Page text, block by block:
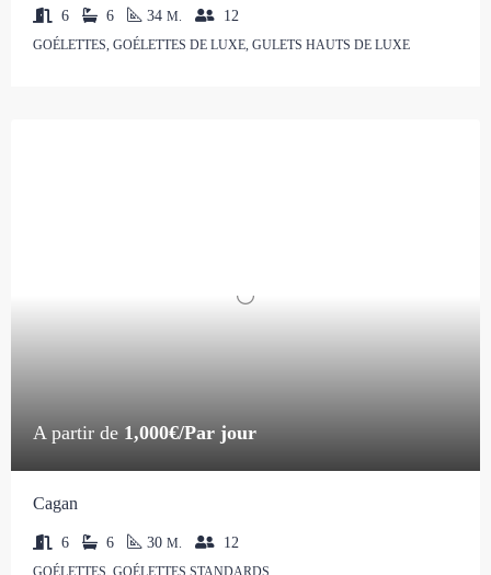
6 6 34 M. 12
GOÉLETTES, GOÉLETTES DE LUXE, GULETS HAUTS DE LUXE
A partir de 1,000€/Par jour
Cagan
6 6 30 M. 12
GOÉLETTES, GOÉLETTES STANDARDS